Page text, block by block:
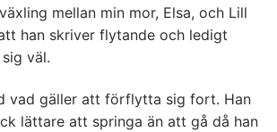
mellan min mor, Elsa, och Lill
han skriver flytande och ledigt
väl.
vad gäller att förflytta sig fort. Han
lättare att springa än att gå då han